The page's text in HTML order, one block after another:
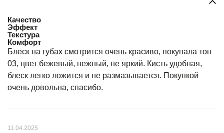
Качество
Эффект
Текстура
Комфорт
Блеск на губах смотрится очень красиво, покупала тон
03, цвет бежевый, нежный, не яркий. Кисть удобная,
блеск легко ложится и не размазывается. Покупкой
очень довольна, спасибо.
11.04.2025